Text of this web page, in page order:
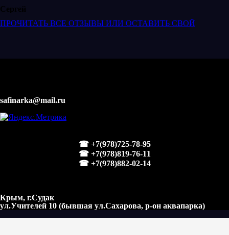
Сергей
ПРОЧИТАТЬ ВСЕ ОТЗЫВЫ ИЛИ ОСТАВИТЬ СВОЙ
safinarka@mail.ru
☎ +7(978)725-78-95
☎ +7(978)819-76-11
☎ +7(978)882-02-14
Крым, г.Судак
ул.Учителей 10 (бывшая ул.Сахарова, р-он аквапарка)